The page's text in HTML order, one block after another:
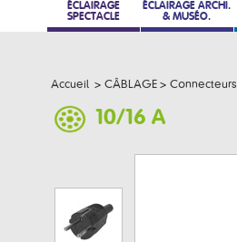
ÉCLAIRAGE
SPECTACLE
ÉCLAIRAGE ARCHI.
& MUSÉO.
Accueil > CÂBLAGE > Connecteurs
10/16 A